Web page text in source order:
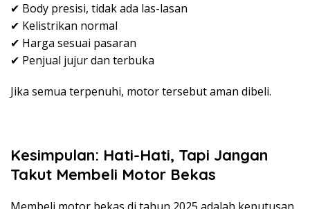
✔ Body presisi, tidak ada las-lasan
✔ Kelistrikan normal
✔ Harga sesuai pasaran
✔ Penjual jujur dan terbuka
Jika semua terpenuhi, motor tersebut aman dibeli.
Kesimpulan: Hati-Hati, Tapi Jangan
Takut Membeli Motor Bekas